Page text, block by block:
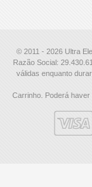
© 2011 - 2026 Ultra
Razão Social:
válidas enquanto
Carrinho. Poderá